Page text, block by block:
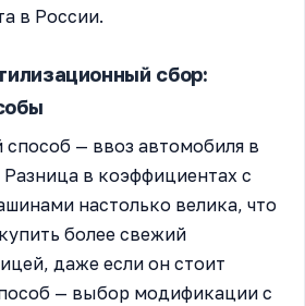
в России.
сбор:
— ввоз автомобиля в
Разница в коэффициентах с
настолько велика, что
более свежий
даже если он стоит
— выбор модификации с